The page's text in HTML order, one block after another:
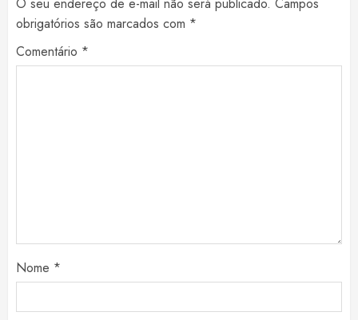
obrigatórios são marcados com *
Comentário *
Nome *